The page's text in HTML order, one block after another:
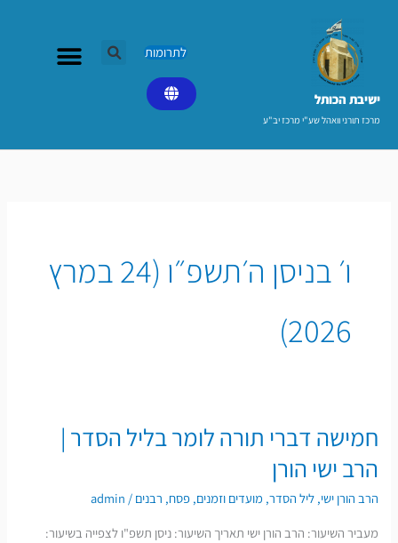
ישיבת הכותל​
מרכז תורני וואהל שע"י מרכז יב"ע
לתרומות
ו׳ בניסן ה׳תשפ״ו (24 במרץ
2026)
חמישה דברי תורה לומר בליל הסדר |
הרב ישי הורן
הרב הורן ישי,ליל הסדר, מועדים וזמנים,פסח, רבנים /
admin
מעביר השיעור: הרב הורן ישי תאריך השיעור: ניסן תשפ"ו לצפייה בשיעור:
חמישה
תורה
לומר
בליל